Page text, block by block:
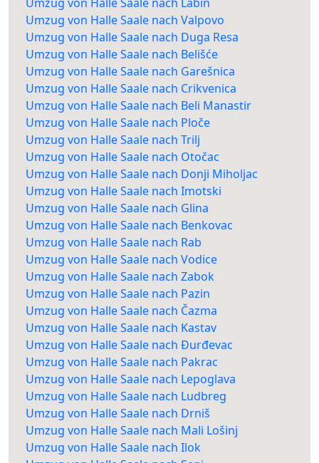
Umzug von Halle Saale nach Valpovo
Umzug von Halle Saale nach Duga Resa
Umzug von Halle Saale nach Belišće
Umzug von Halle Saale nach Garešnica
Umzug von Halle Saale nach Crikvenica
Umzug von Halle Saale nach Beli Manastir
Umzug von Halle Saale nach Ploče
Umzug von Halle Saale nach Trilj
Umzug von Halle Saale nach Otočac
Umzug von Halle Saale nach Donji Miholjac
Umzug von Halle Saale nach Imotski
Umzug von Halle Saale nach Glina
Umzug von Halle Saale nach Benkovac
Umzug von Halle Saale nach Rab
Umzug von Halle Saale nach Vodice
Umzug von Halle Saale nach Zabok
Umzug von Halle Saale nach Pazin
Umzug von Halle Saale nach Čazma
Umzug von Halle Saale nach Kastav
Umzug von Halle Saale nach Đurđevac
Umzug von Halle Saale nach Pakrac
Umzug von Halle Saale nach Lepoglava
Umzug von Halle Saale nach Ludbreg
Umzug von Halle Saale nach Drniš
Umzug von Halle Saale nach Mali Lošinj
Umzug von Halle Saale nach Ilok